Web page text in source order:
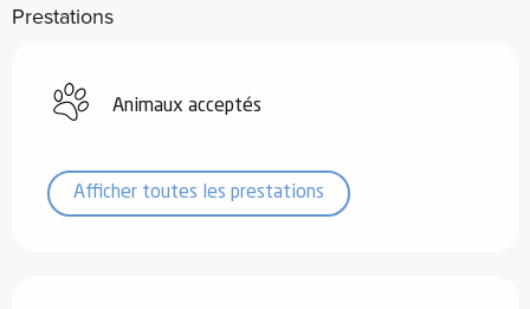
Prestations
Animaux acceptés
Afficher toutes les prestations